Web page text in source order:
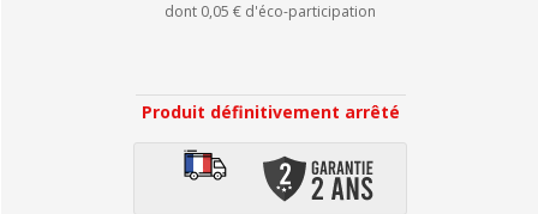
dont 0,05 € d'éco-participation
Produit définitivement arrêté